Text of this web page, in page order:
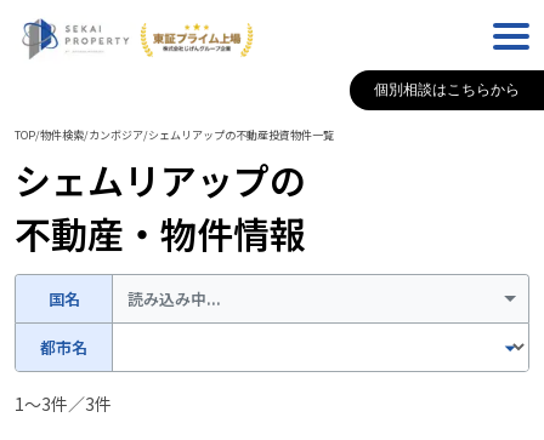
個別相談はこちらから
TOP/物件検索/カンボジア/シェムリアップの不動産投資物件一覧
シェムリアップの
不動産・物件情報
国名 読み込み中...
都市名
1〜3件／3件